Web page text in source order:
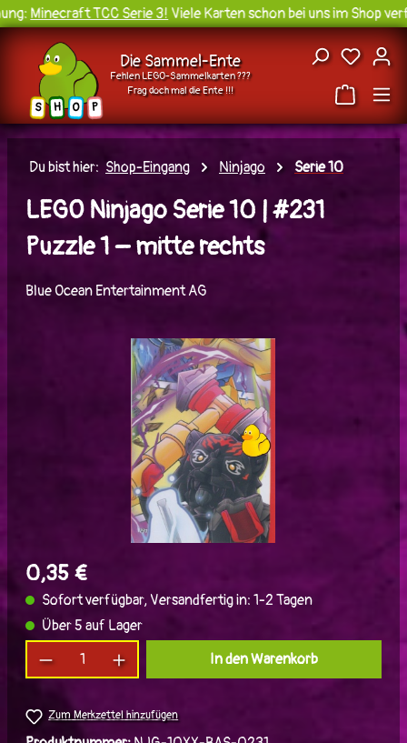
Zum Hauptinhalt springen
Minecraft TCC Serie 3!Viele Karten schon bei uns im Shop
S H O P
Die Sammel-Ente
Fehlen LEGO-Sammelkarten ???
Frag doch mal die Ente !!!
Du
Du bist hier: Shop-Eingang Ninjago Serie 10
LEGO Ninjago Serie 10 | #231
Puzzle 1 – mitte rechts
Blue Ocean Entertainment AG
Bildergalerie überspringen
0,35 €
Sofort verfügbar, Versandfertig in: 1-2 Tagen
Über 5 auf Lager
Produkt Anzahl: Gib den gewünschten Wert
In den Warenkorb
Zum Merkzettel hinzufügen